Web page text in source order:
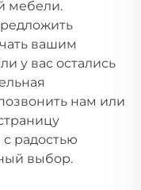
мебели.
вашим
у вас остались
нам или
радостью
выбор.